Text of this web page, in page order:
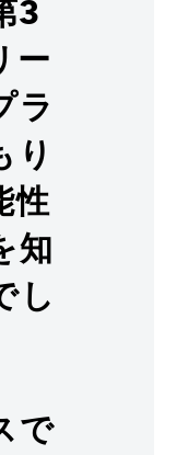
3
ー
ラ
り
性
知
し
で